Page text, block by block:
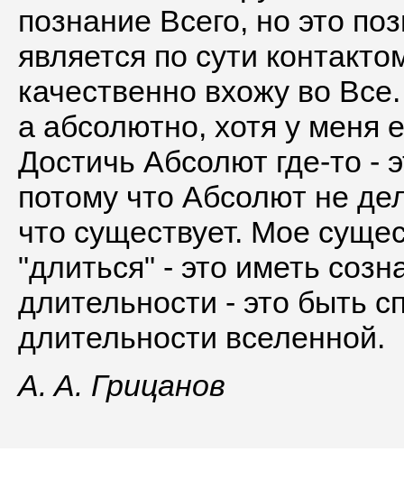
A. A. Грицанов